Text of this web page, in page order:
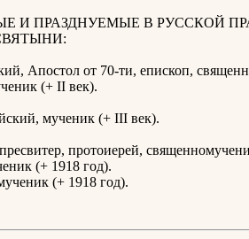
И ПРАЗДНУЕМЫЕ В РУССКОЙ
Апостол от 70-ти, епископ,
(+ II век).
мученик (+ III век).
протоиерей,
(+ 1918 год).
(+ 1918 год).